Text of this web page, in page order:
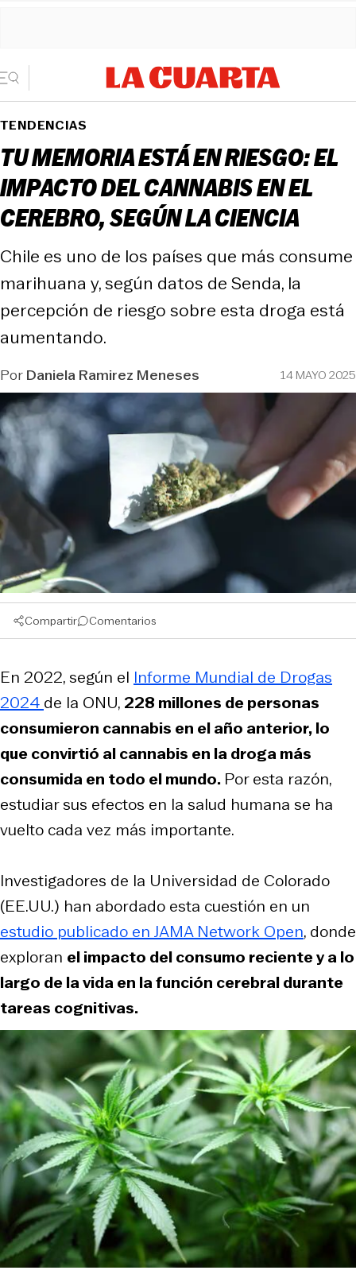
TENDENCIAS
TU MEMORIA ESTÁ EN RIESGO: EL
IMPACTO DEL CANNABIS EN EL
CEREBRO, SEGÚN LA CIENCIA
Chile es uno de los países que más consume
marihuana y, según datos de Senda, la
percepción de riesgo sobre esta droga está
aumentando.
PorDaniela Ramirez Meneses 14 MAYO 2025
Compartir Comentarios
En 2022, según el Informe Mundial de Drogas
2024 de la ONU, 228 millones de personas
consumieron cannabis en el año anterior, lo
que convirtió al cannabis en la droga más
consumida en todo el mundo. Por esta razón,
estudiar sus efectos en la salud humana se ha
vuelto cada vez más importante.
Investigadores de la Universidad de Colorado
(EE.UU.) han abordado esta cuestión en un
estudio publicado en JAMA Network Open, donde
exploran el impacto del consumo reciente y a lo
largo de la vida en la función cerebral durante
tareas cognitivas.